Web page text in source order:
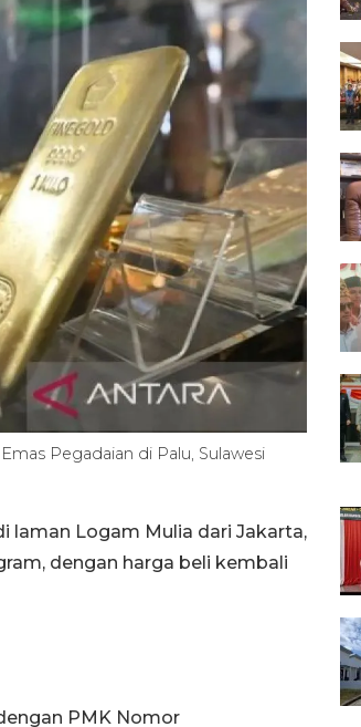
Pegadaian di Palu, Sulawesi
laman Logam Mulia dari Jakarta,
dengan harga beli kembali
PMK Nomor